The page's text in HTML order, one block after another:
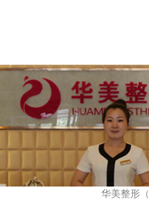
华美整形